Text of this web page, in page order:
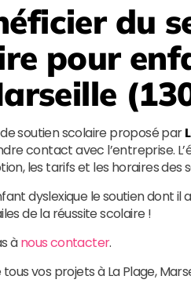
du
pour
soutien scolaire proposé par
contact avec l’entreprise.
les tarifs et les horaires des
dyslexique le soutien dont il
de la réussite scolaire !
ànous contacter.
vos projets à La Plage,